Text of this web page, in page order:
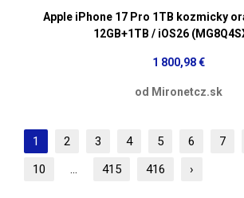
Apple iPhone 17 Pro 1TB kozmicky
12GB+1TB / iOS26
1 800,98 €
od Mironetcz.sk
1 2 3 4 5 6 7
10
... 415 416 ›